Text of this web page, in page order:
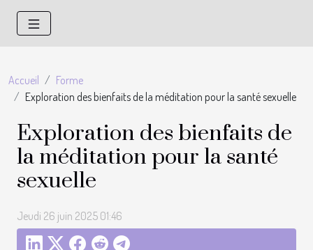
Accueil
Forme
Exploration des bienfaits de la méditation pour la santé sexuelle
Exploration des bienfaits de
la méditation pour la santé
sexuelle
Jeudi 26 juin 2025 01:46